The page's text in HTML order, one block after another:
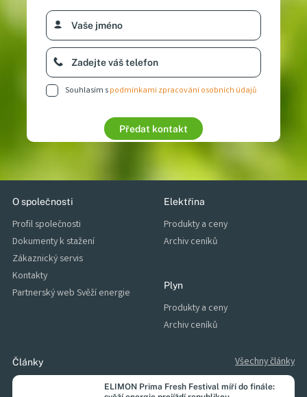
Souhlasím spodmínkami zpracování osobních údajů
Předat kontakt
O společnosti
Profil společnosti
Dokumenty k stažení
Zákaznický servis
Kontakty
Partnerský web Svěží energie
Elektřina
Produkty a ceny
Archiv ceníků
Plyn
Produkty a ceny
Archiv ceníků
Články Všechny články
ELIMON Prima Fresh Festival míří do finále: